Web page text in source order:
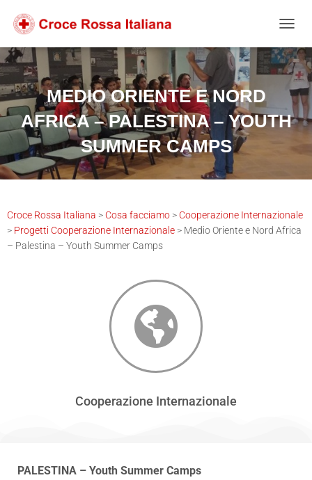
contenuto
alla
navigazione
footer
MEDIO ORIENTE E NORD
AFRICA – PALESTINA – YOUTH
SUMMER CAMPS
Croce Rossa Italiana > Cosa facciamo > Cooperazione Internazionale
> Progetti Cooperazione Internazionale > Medio Oriente e Nord Africa
– Palestina – Youth Summer Camps
Cooperazione Internazionale
PALESTINA – Youth Summer Camps